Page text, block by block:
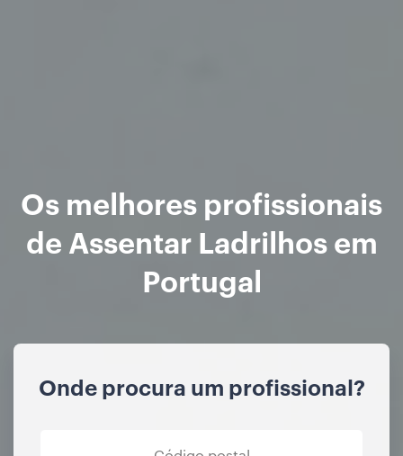
Os melhores profissionais
de Assentar Ladrilhos em
Portugal
Onde procura um profissional?